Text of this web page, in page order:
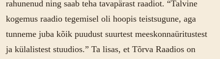
rahunenud ning saab teha tavapärast raadiot. “Talvine
kogemus raadio tegemisel oli hoopis teistsugune, aga
tunneme juba kõik puudust suurtest meeskonnaüritustest
ja külalistest stuudios.” Ta lisas, et Tõrva Raadios on